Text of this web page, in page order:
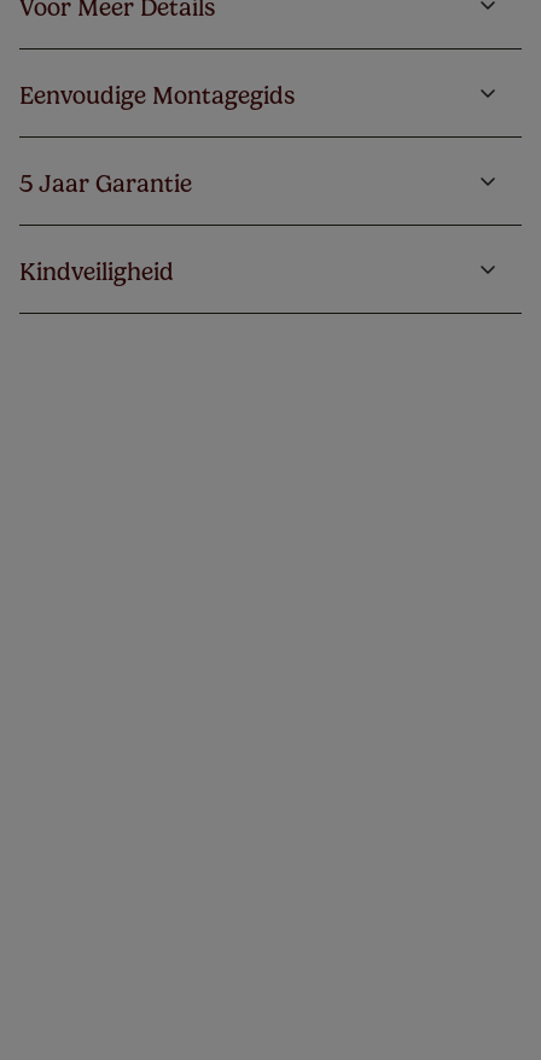
Voor Meer Details
Eenvoudige Montagegids
5 Jaar Garantie
Kindveiligheid